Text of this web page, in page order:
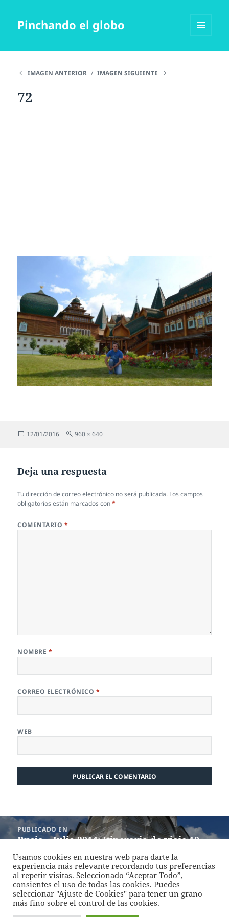
Pinchando el globo
IMAGEN ANTERIOR
IMAGEN SIGUIENTE
72
Publicado
12/01/2016
Tamaño
960 × 640
Deja una respuesta
Tu dirección de correo electrónico no será publicada. Los campos
obligatorios están marcados con*
COMENTARIO *
NOMBRE *
CORREO ELECTRÓNICO *
WEB
Navegación
de
PUBLICADO EN
Rusia – Julio 2014: Itinerario de viaje 10
días
Funciona gracias a WordPress
Usamos cookies en nuestra web para darte la
experiencia más relevante recordando tus preferencias
al repetir visitas. Seleccionado “Aceptar Todo”,
consientes el uso de todas las cookies. Puedes
seleccionar "Ajuste de Cookies" para tener un grano
más fino sobre el control de las cookies.